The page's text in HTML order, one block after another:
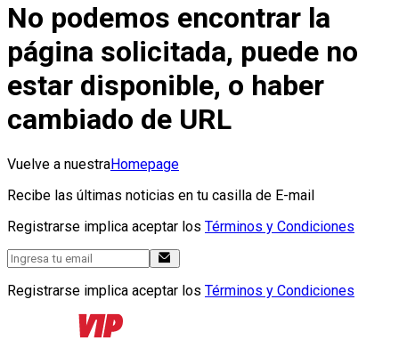
No podemos encontrar la
página solicitada, puede no
estar disponible, o haber
cambiado de URL
Vuelve a nuestraHomepage
Recibe las últimas noticias en tu casilla de E-mail
Registrarse implica aceptar los Términos y Condiciones
Registrarse implica aceptar los Términos y Condiciones